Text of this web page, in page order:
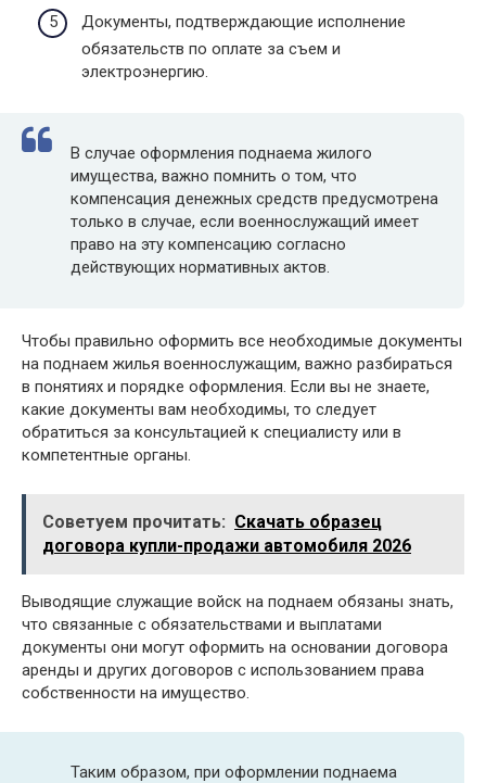
Документы, подтверждающие исполнение
обязательств по оплате за съем и
электроэнергию.
В случае оформления поднаема жилого
имущества, важно помнить о том, что
компенсация денежных средств предусмотрена
только в случае, если военнослужащий имеет
право на эту компенсацию согласно
действующих нормативных актов.
Чтобы правильно оформить все необходимые документы
на поднаем жилья военнослужащим, важно разбираться
в понятиях и порядке оформления. Если вы не знаете,
какие документы вам необходимы, то следует
обратиться за консультацией к специалисту или в
компетентные органы.
Советуем прочитать: Скачать образец
договора купли-продажи автомобиля 2026
Выводящие служащие войск на поднаем обязаны знать,
что связанные с обязательствами и выплатами
документы они могут оформить на основании договора
аренды и других договоров с использованием права
собственности на имущество.
Таким образом, при оформлении поднаема